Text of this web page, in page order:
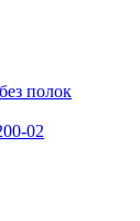
полок
02